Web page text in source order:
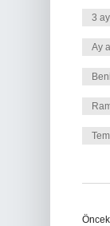
3 ay
Ay